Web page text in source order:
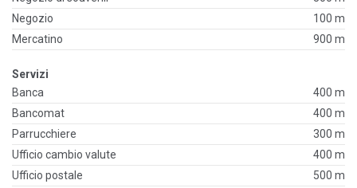
Negozio
100 m
Mercatino
900 m
Servizi
Banca
400 m
Bancomat
400 m
Parrucchiere
300 m
Ufficio cambio valute
400 m
Ufficio postale
500 m